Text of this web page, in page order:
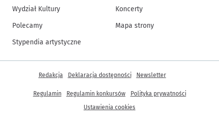
Wydział Kultury
Polecamy
Stypendia artystyczne
Koncerty
Mapa strony
Inne informacje
Redakcja Deklaracja dostępności Newsletter
Regulamin Regulamin konkursów
Polityka prywatności
Ustawienia cookies